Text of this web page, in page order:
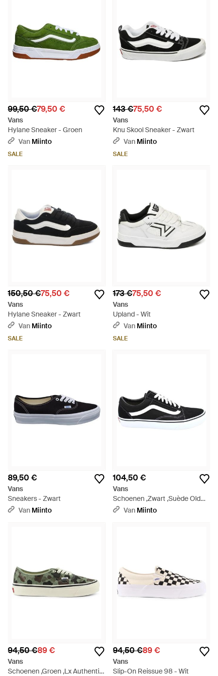
99,50 €79,50 €
Vans
Hylane Sneaker - Groen
Van Miinto
SALE
143 €75,50 €
Vans
Knu Skool Sneaker - Zwart
Van Miinto
SALE
150,50 €75,50 €
Vans
Hylane Sneaker - Zwart
Van Miinto
SALE
173 €75,50 €
Vans
Upland - Wit
Van Miinto
SALE
89,50 €
Vans
Sneakers - Zwart
Van Miinto
104,50 €
Vans
Schoenen ,Zwart ,Suède Old
Skool - Zwart
Van Miinto
94,50 €89 €
Vans
Schoenen ,Groen ,Lx Authentic
94,50 €89 €
Vans
Slip-On Reissue 98 - Wit